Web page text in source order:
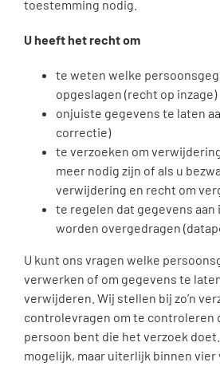
toestemming nodig.
U heeft het recht om
te weten welke
opgeslagen (recht op inzage)
onjuiste gegevens te laten
correctie)
te verzoeken om
meer nodig zijn of als u
verwijdering en recht om
te regelen dat gegevens aan
worden overgedragen
U kunt ons vragen welke
verwerken of om gegevens te
verwijderen. Wij stellen bij zo’n
controlevragen om te controleren
persoon bent die het verzoek
mogelijk, maar uiterlijk binnen vier